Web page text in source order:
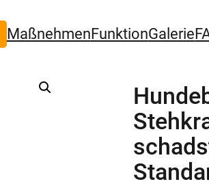
MaßnehmenFunktionGalerie